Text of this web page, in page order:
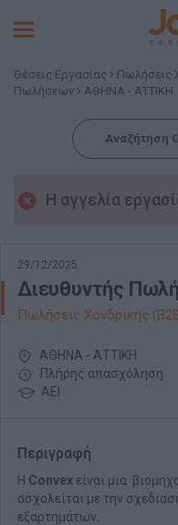
Toggle
Θέσεις Εργασίας Πωλήσεις
Πωλήσεων
ΑΘΗΝΑ - ΑΤΤΙΚΗ
Αναζήτηση
Η αγγελία
29/12/2025
Διευθυντής
Πωλήσεις Χονδρικής
ΑΘΗΝΑ - ΑΤΤΙΚΗ
Πλήρης απασχόληση
ΑΕΙ
Περιγραφή
Η Convex είναι μια
ασχολείται με την
εξαρτημάτων.